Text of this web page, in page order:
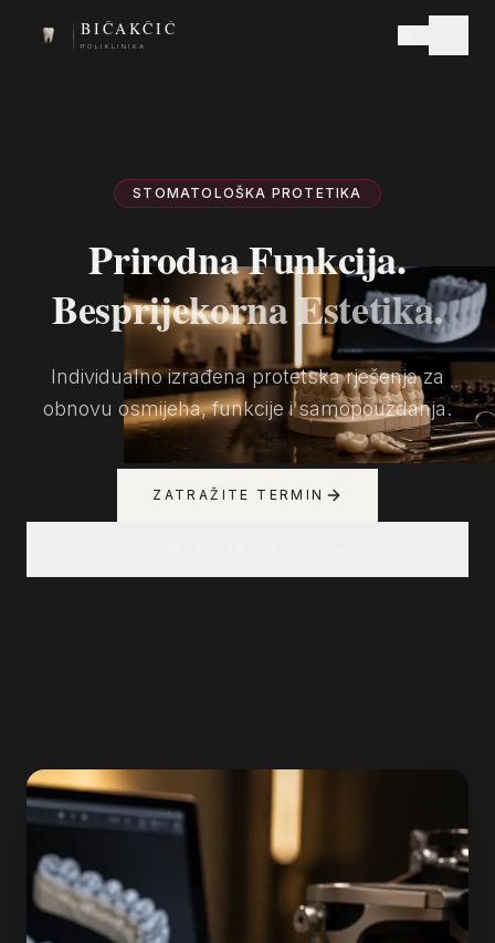
BIČAKČIĆ
POLIKLINIKA
STOMATOLOŠKA PROTETIKA
Prirodna Funkcija.
Besprijekorna Estetika.
Individualno izrađena protetska rješenja za
obnovu osmijeha, funkcije i samopouzdanja.
ZATRAŽITE TERMIN